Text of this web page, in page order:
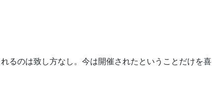
るのは致し方なし。今は開催されたということだけを喜